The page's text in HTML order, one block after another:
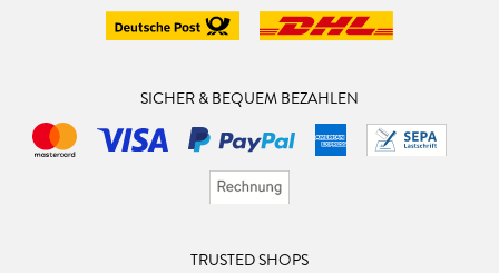
SICHER & BEQUEM BEZAHLEN
TRUSTED SHOPS